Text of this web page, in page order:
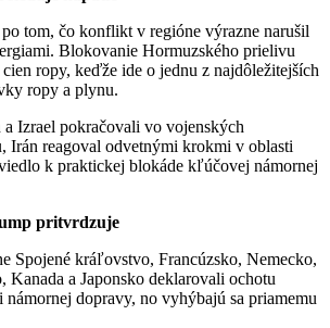
tom, čo konflikt v regióne výrazne narušil
Blokovanie Hormuzského prielivu
ropy, keďže ide o jednu z najdôležitejších
ropy a plynu.
Izrael pokračovali vo vojenských
Irán reagoval odvetnými krokmi v oblasti
k praktickej blokáde kľúčovej námornej
pritvrdzuje
Spojené kráľovstvo, Francúzsko, Nemecko,
Kanada a Japonsko deklarovali ochotu
dopravy, no vyhýbajú sa priamemu